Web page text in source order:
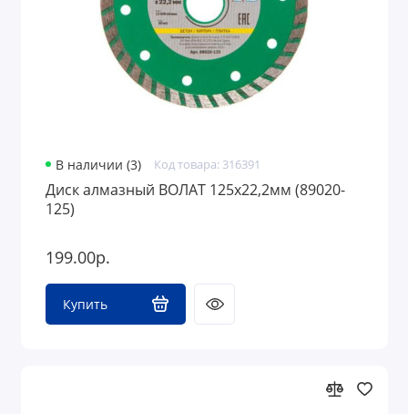
В наличии (3) Код товара: 316391
Диск алмазный ВОЛАТ 125х22,2мм (89020-
125)
199.00р.
Купить